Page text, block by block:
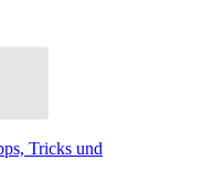
Tricks und